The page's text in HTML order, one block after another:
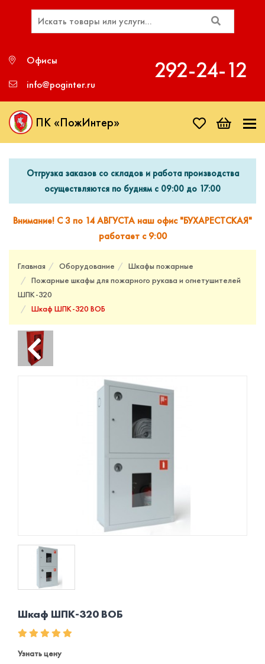
Офисы
info@poginter.ru
292‑24‑12
ПК «ПожИнтер»
Отгрузка заказов со складов и работа производства
осуществляются по будням с 09:00 до 17:00
Внимание! С 3 по 14 АВГУСТА наш офис "БУХАРЕСТСКАЯ"
работает с 9:00
Главная Оборудование
Шкафы пожарные
Пожарные шкафы для пожарного рукава и огнетушителей
ШПК-320
Шкаф ШПК-320 ВОБ
Шкаф ШПК-320 ВОБ
Узнать цену